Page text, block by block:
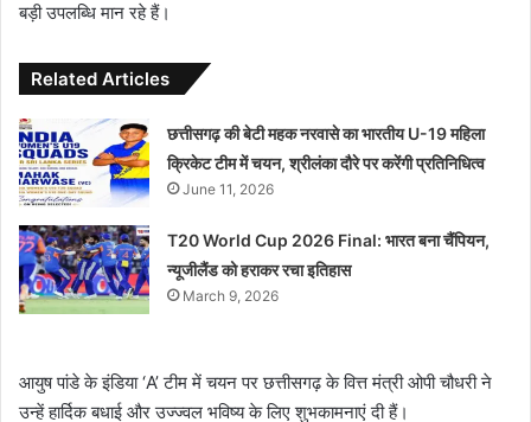
बड़ी उपलब्धि मान रहे हैं।
Related Articles
छत्तीसगढ़ की बेटी महक नरवासे का भारतीय U-19 महिला
क्रिकेट टीम में चयन, श्रीलंका दौरे पर करेंगी प्रतिनिधित्व
June 11, 2026
T20 World Cup 2026 Final: भारत बना चैंपियन,
न्यूजीलैंड को हराकर रचा इतिहास
March 9, 2026
आयुष पांडे के इंडिया ‘A’ टीम में चयन पर छत्तीसगढ़ के वित्त मंत्री ओपी चौधरी ने
उन्हें हार्दिक बधाई और उज्ज्वल भविष्य के लिए शुभकामनाएं दी हैं।